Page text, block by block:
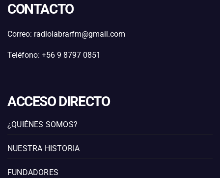
CONTACTO
Correo: radiolabrarfm@gmail.com
Teléfono: +56 9 8797 0851
ACCESO DIRECTO
¿QUIÉNES SOMOS?
NUESTRA HISTORIA
FUNDADORES